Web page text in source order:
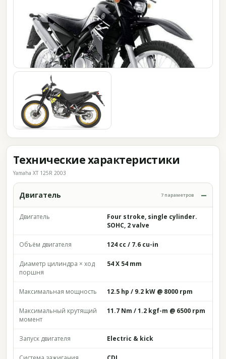
Технические характеристики
Yamaha XT 125R 2003
Двигатель 7 параметров
Двигатель
Four stroke, single cylinder.
SOHC, 2 valve
Объём двигателя 124 cc / 7.6 cu-in
Диаметр цилиндра × ход
поршня
54 X 54 mm
Максимальная мощность 12.5 hp / 9.2 kW @ 8000 rpm
Максимальный крутящий
момент
11.7 Nm / 1.2 kgf-m @ 6500 rpm
Запуск двигателя Electric & kick